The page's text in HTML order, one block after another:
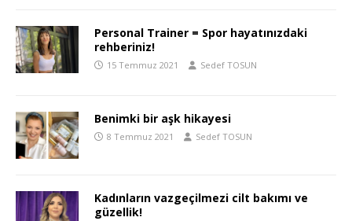
Personal Trainer = Spor hayatınızdaki
rehberiniz!
15 Temmuz 2021 Sedef TOSUN
Benimki bir aşk hikayesi
8 Temmuz 2021 Sedef TOSUN
Kadınların vazgeçilmezi cilt bakımı ve
güzellik!